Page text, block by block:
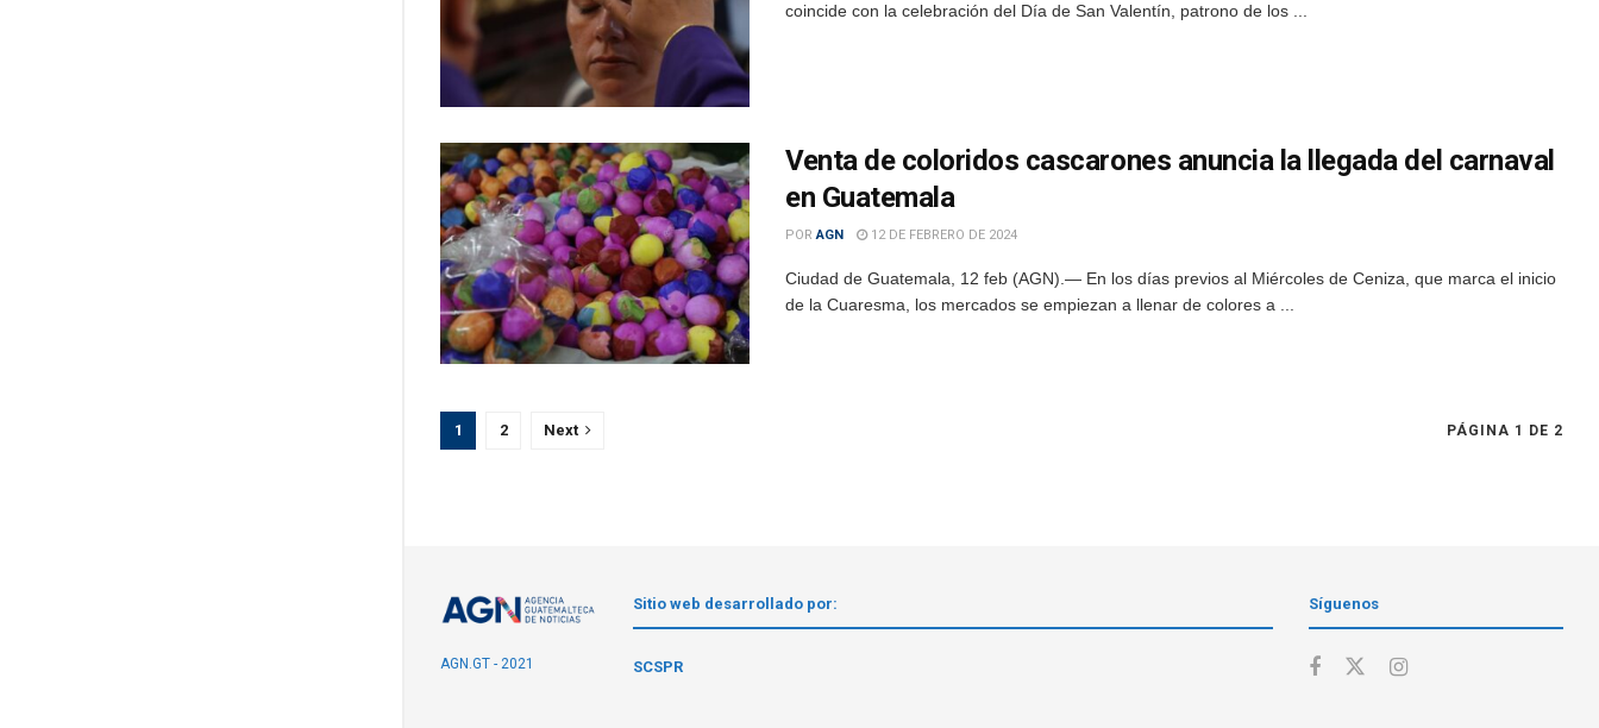
coincide con la celebración del Día de San Valentín, patrono de los ...
Venta de coloridos cascarones anuncia la llegada del carnaval
en Guatemala
POR AGN 12 DE FEBRERO DE 2024
Ciudad de Guatemala, 12 feb (AGN).— En los días previos al Miércoles de Ceniza, que marca el inicio
de la Cuaresma, los mercados se empiezan a llenar de colores a ...
PÁGINA 1 DE 2
1 2 Next
AGN.GT - 2021
Sitio web desarrollado por:
SCSPR
Síguenos